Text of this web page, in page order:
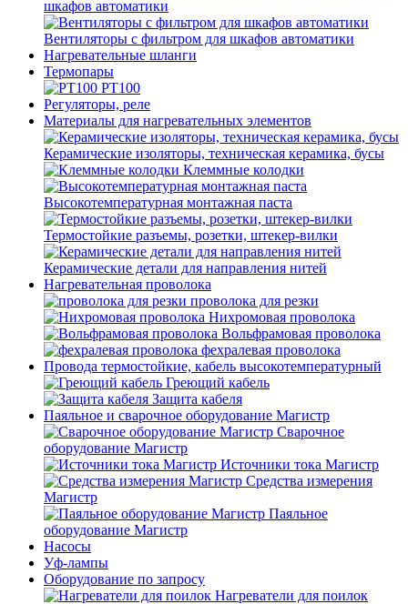
шкафов автоматики
Вентиляторы с фильтром для шкафов автоматики
Нагревательные шланги
Термопары
PT100
Регуляторы, реле
Материалы для нагревательных элементов
Керамические изоляторы, техническая керамика, бусы
Клеммные колодки
Высокотемпературная монтажная паста
Термостойкие разъемы, розетки, штекер-вилки
Керамические детали для направления нитей
Нагревательная проволока
проволока для резки
Нихромовая проволока
Вольфрамовая проволока
фехралевая проволока
Провода термостойкие, кабель высокотемпературный
Греющий кабель
Защита кабеля
Паяльное и сварочное оборудование Магистр
Сварочное
оборудование Магистр
Источники тока Магистр
Средства измерения
Магистр
Паяльное
оборудование Магистр
Насосы
Уф-лампы
Оборудование по запросу
Нагреватели для поилок